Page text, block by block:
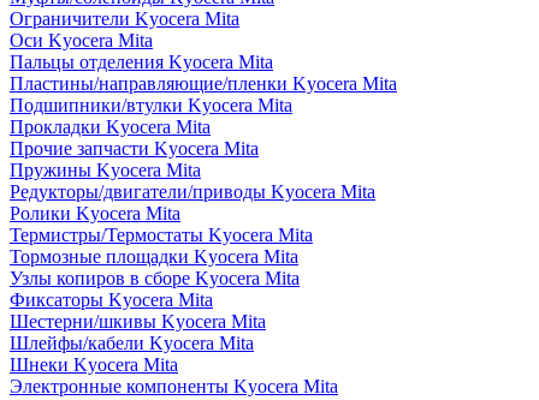
Ограничители Kyocera Mita
Оси Kyocera Mita
Пальцы отделения Kyocera Mita
Пластины/направляющие/пленки Kyocera Mita
Подшипники/втулки Kyocera Mita
Прокладки Kyocera Mita
Прочие запчасти Kyocera Mita
Пружины Kyocera Mita
Редукторы/двигатели/приводы Kyocera Mita
Ролики Kyocera Mita
Термистры/Термостаты Kyocera Mita
Тормозные площадки Kyocera Mita
Узлы копиров в сборе Kyocera Mita
Фиксаторы Kyocera Mita
Шестерни/шкивы Kyocera Mita
Шлейфы/кабели Kyocera Mita
Шнеки Kyocera Mita
Электронные компоненты Kyocera Mita